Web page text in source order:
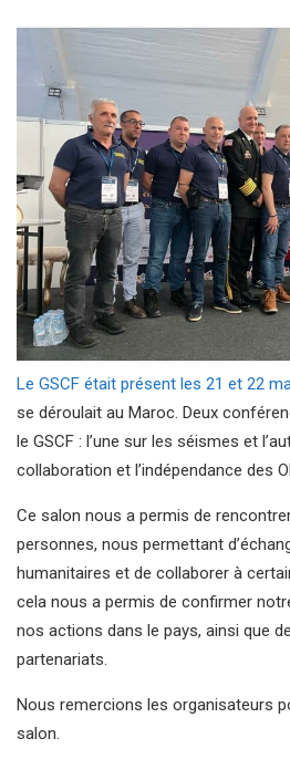
Le GSCF était présent les 21 et 22
se déroulait au Maroc. Deux
le GSCF : l’une sur les séismes et
collaboration et l’indépendance des
Ce salon nous a permis de
personnes, nous permettant
humanitaires et de collaborer à
cela nous a permis de confirmer
nos actions dans le pays, ainsi que
partenariats.
Nous remercions les organisateurs
salon.